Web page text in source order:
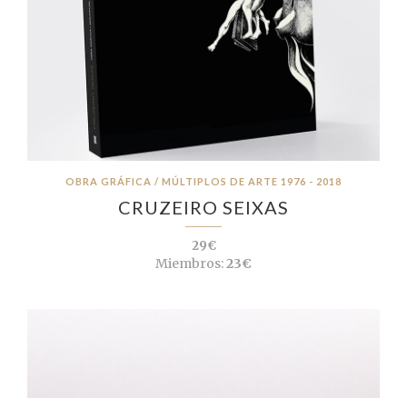
OBRA GRÁFICA / MÚLTIPLOS DE ARTE 1976 - 2018
CRUZEIRO SEIXAS
29€
Miembros:23€